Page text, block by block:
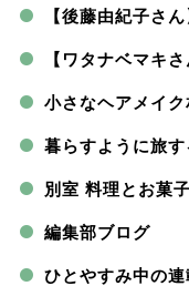
【後藤由紀子さ
【ワタナベマキ
小さなヘアメイク
暮らすように旅
別室 料理とお菓子
編集部ブログ
ひとやすみ中の連